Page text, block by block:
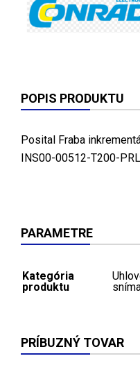
POPIS PRODUKTU
Posital Fraba
INS00-00512-T200-
PARAMETRE
Kategória
produktu
PRÍBUZNÝ TOVAR